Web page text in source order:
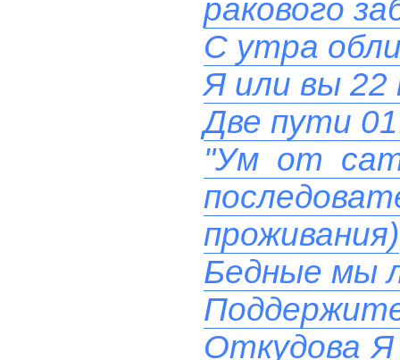
ракового
С утра
Я или вы 22
Две пути
"Ум от
проживания)
Бедные мы
Откудова